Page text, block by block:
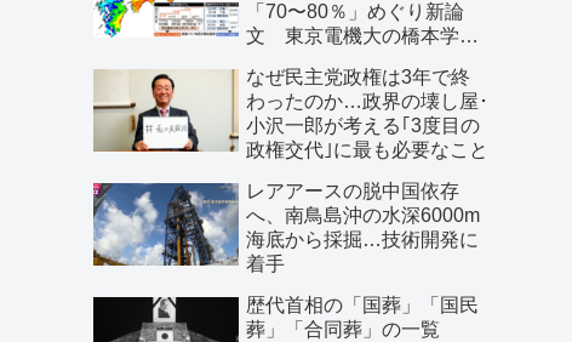
「70〜80％」めぐり新論
文 東京電機大の橋本学特
なぜ民主党政権は3年で終
わったのか…政界の壊し屋･
小沢一郎が考える｢3度目の
政権交代｣に最も必要なこと
レアアースの脱中国依存
へ、南鳥島沖の水深6000m
海底から採掘…技術開発に
着手
歴代首相の「国葬」「国民
葬」「合同葬」の一覧